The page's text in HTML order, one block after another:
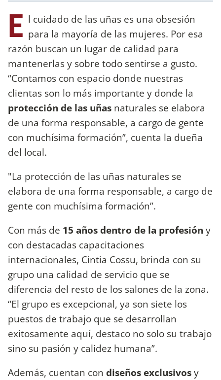
E l cuidado de las uñas es una obsesión
para la mayoría de las mujeres. Por esa
razón buscan un lugar de calidad para
mantenerlas y sobre todo sentirse a gusto.
“Contamos con espacio donde nuestras
clientas son lo más importante y donde la
protección de las uñas naturales se elabora
de una forma responsable, a cargo de gente
con muchísima formación”, cuenta la dueña
del local.
"La protección de las uñas naturales se
elabora de una forma responsable, a cargo de
gente con muchísima formación”.
Con más de 15 años dentro de la profesión y
con destacadas capacitaciones
internacionales, Cintia Cossu, brinda con su
grupo una calidad de servicio que se
diferencia del resto de los salones de la zona.
“El grupo es excepcional, ya son siete los
puestos de trabajo que se desarrollan
exitosamente aquí, destaco no solo su trabajo
sino su pasión y calidez humana”.
Además, cuentan con diseños exclusivosy